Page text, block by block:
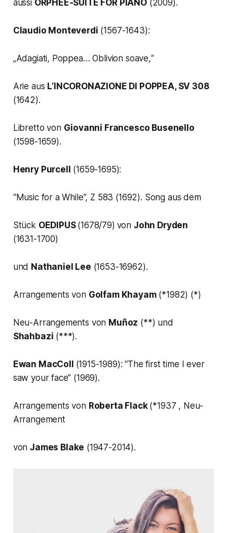
aussi ORPHÉE-SUITE FOR PIANO(2009).
Claudio Monteverdi (1567-1643):
„Adagiati, Poppea… Oblivion soave,“
Arie aus L‘INCORONAZIONE DI POPPEA, SV 308
(1642).
Libretto von Giovanni Francesco Busenello
(1598-1659).
Henry Purcell (1659-1695):
“Music for a While”, Z 583 (1692). Song aus dem
Stück OEDIPUS (1678/79) von John Dryden
(1631-1700)
und Nathaniel Lee (1653-16962).
Arrangements von Golfam Khayam(*1982) (*)
Neu-Arrangements von Muñoz (**) und
Shahbazi (***).
Ewan MacColl (1915-1989):“The first time I ever
saw your face” (1969).
Arrangements von Roberta Flack (*1937 , Neu-
Arrangement
vonJames Blake (1947-2014).